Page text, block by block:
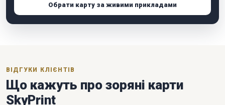
Обрати карту за живими прикладами
ВІДГУКИ КЛІЄНТІВ
Що кажуть про зоряні карти
SkyPrint